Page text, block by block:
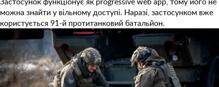
можна знайти у вільному доступі. Наразі, застосунком вже
користується 91-й протитанковий батальйон.